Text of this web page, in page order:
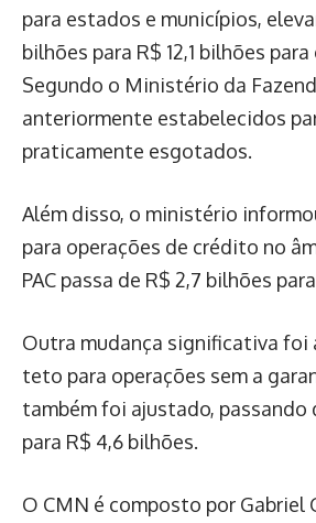
para estados e municípios,
bilhões para R$ 12,1 bilhões
Segundo o Ministério da
anteriormente estabelecidos
praticamente esgotados.
Além disso, o ministério
para operações de crédito no
PAC passa de R$ 2,7 bilhões
Outra mudança significativa foi
teto para operações sem a
também foi ajustado, passando
para R$ 4,6 bilhões.
O CMN é composto por Gabriel